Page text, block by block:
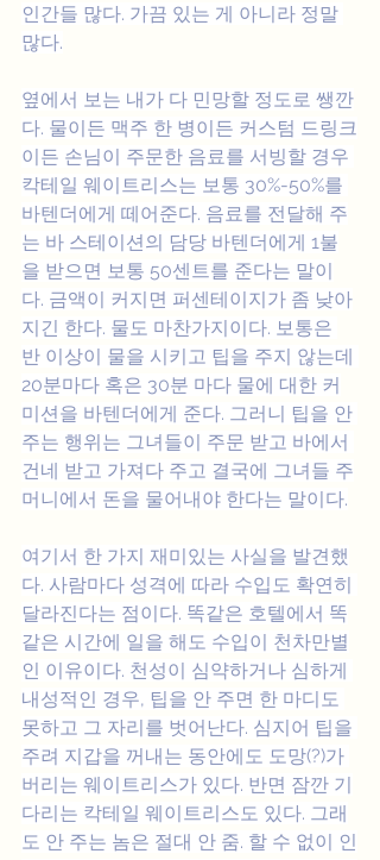
인간들 많다. 가끔 있는 게 아니라 정말
많다.
옆에서 보는 내가 다 민망할 정도로 쌩깐
다. 물이든 맥주 한 병이든 커스텀 드링크
이든 손님이 주문한 음료를 서빙할 경우
칵테일 웨이트리스는 보통 30%-50%를
바텐더에게 떼어준다. 음료를 전달해 주
는 바 스테이션의 담당 바텐더에게 1불
을 받으면 보통 50센트를 준다는 말이
다. 금액이 커지면 퍼센테이지가 좀 낮아
지긴 한다. 물도 마찬가지이다. 보통은
반 이상이 물을 시키고 팁을 주지 않는데
20분마다 혹은 30분 마다 물에 대한 커
미션을 바텐더에게 준다. 그러니 팁을 안
주는 행위는 그녀들이 주문 받고 바에서
건네 받고 가져다 주고 결국에 그녀들 주
머니에서 돈을 물어내야 한다는 말이다.
여기서 한 가지 재미있는 사실을 발견했
다. 사람마다 성격에 따라 수입도 확연히
달라진다는 점이다. 똑같은 호텔에서 똑
같은 시간에 일을 해도 수입이 천차만별
인 이유이다. 천성이 심약하거나 심하게
내성적인 경우, 팁을 안 주면 한 마디도
못하고 그 자리를 벗어난다. 심지어 팁을
주려 지갑을 꺼내는 동안에도 도망(?)가
버리는 웨이트리스가 있다. 반면 잠깐 기
다리는 칵테일 웨이트리스도 있다. 그래
도 안 주는 놈은 절대 안 줌. 할 수 없이 인